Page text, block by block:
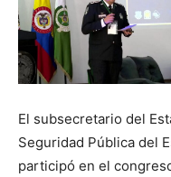
El subsecretario del
Seguridad Pública del
participó en el